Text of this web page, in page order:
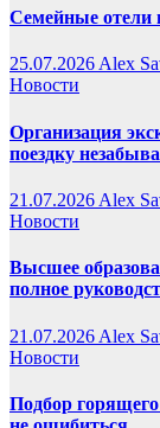
Семейные отели
25.07.2026Alex
Новости
Организация
поездку
21.07.2026 Alex
Новости
Высшее
полное
21.07.2026 Alex
Новости
Подбор